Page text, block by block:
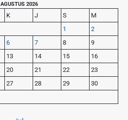
t
p
AGUSTUS 2026
K J S
M
1
2
6 7 8
9
13 14 15
16
20 21 22
23
27 28 29
30